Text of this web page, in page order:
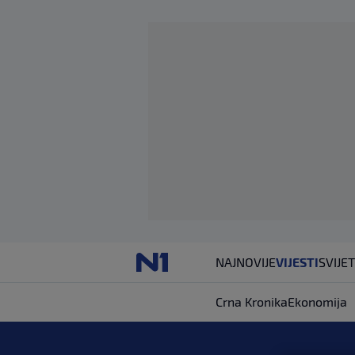
NAJNOVIJEVIJESTISVIJET
Crna KronikaEkonomija